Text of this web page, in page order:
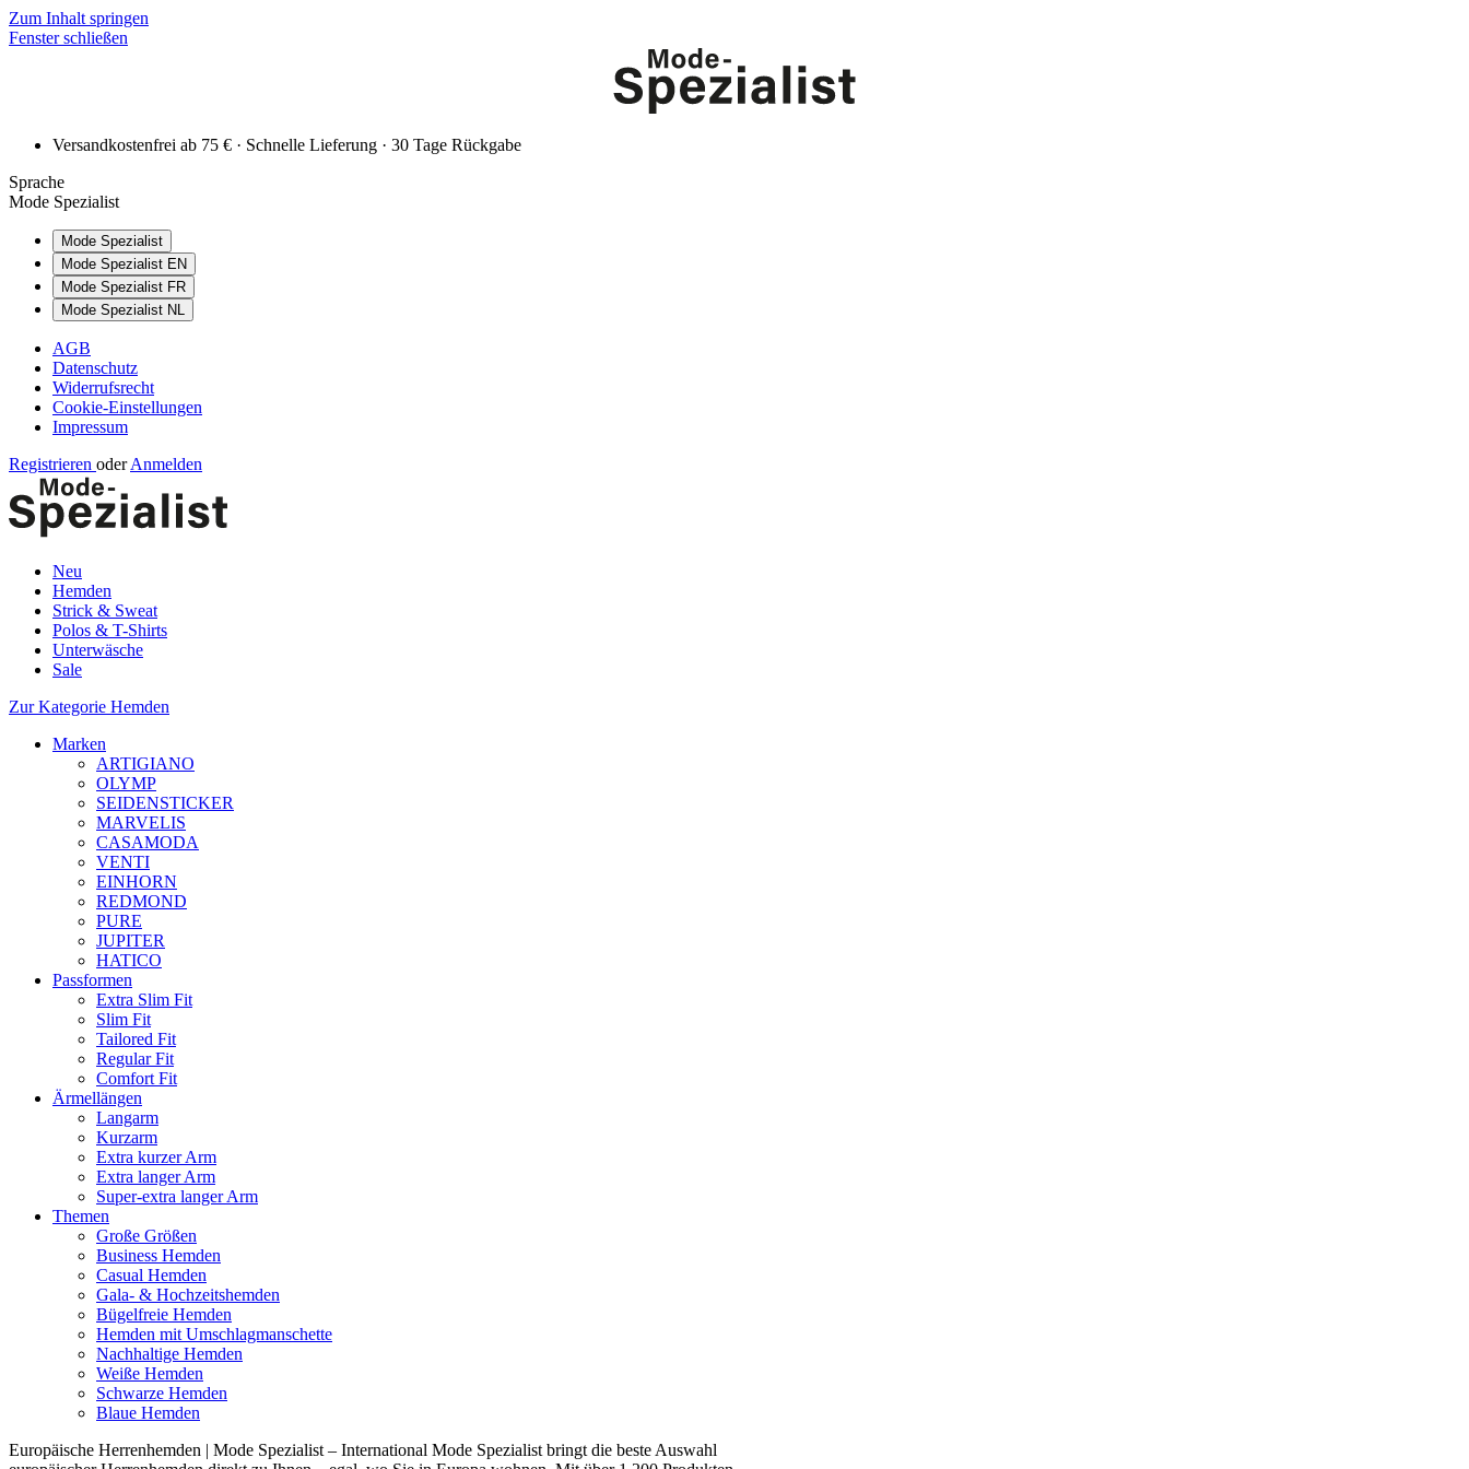
Zum Inhalt springen
Fenster schließen
Versandkostenfrei ab 75 € · Schnelle Lieferung · 30 Tage Rückgabe
Sprache
Mode Spezialist
Mode Spezialist
Mode Spezialist EN
Mode Spezialist FR
Mode Spezialist NL
AGB
Datenschutz
Widerrufsrecht
Cookie-Einstellungen
Impressum
Registrieren oder Anmelden
Neu
Hemden
Strick & Sweat
Polos & T-Shirts
Unterwäsche
Sale
Zur Kategorie Hemden
Marken
ARTIGIANO
OLYMP
SEIDENSTICKER
MARVELIS
CASAMODA
VENTI
EINHORN
REDMOND
PURE
JUPITER
HATICO
Passformen
Extra Slim Fit
Slim Fit
Tailored Fit
Regular Fit
Comfort Fit
Ärmellängen
Langarm
Kurzarm
Extra kurzer Arm
Extra langer Arm
Super-extra langer Arm
Themen
Große Größen
Business Hemden
Casual Hemden
Gala- & Hochzeitshemden
Bügelfreie Hemden
Hemden mit Umschlagmanschette
Nachhaltige Hemden
Weiße Hemden
Schwarze Hemden
Blaue Hemden
Europäische Herrenhemden | Mode Spezialist – International Mode Spezialist bringt die beste Auswahl